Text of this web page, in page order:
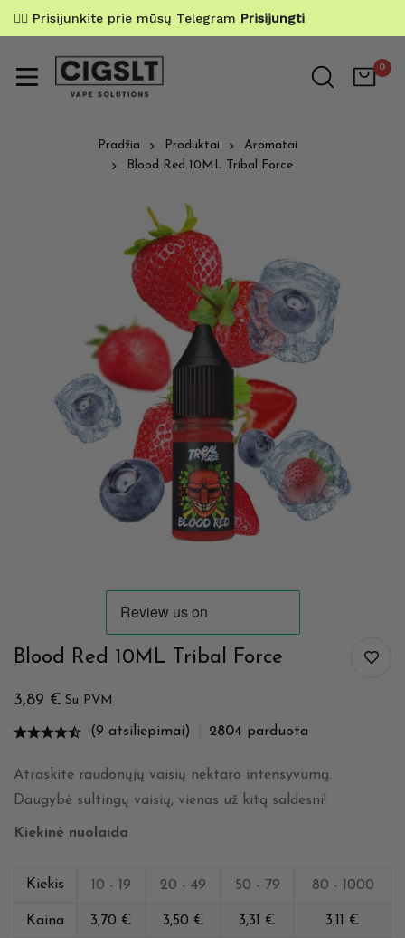
✌🏼 Prisijunkite prie mūsų Telegram Prisijungti
0
Pradžia Produktai
Aromatai
Blood Red 10ML Tribal Force
Blood Red 10ML Tribal Force
3,89 € Su PVM
(9 atsiliepimai) 2804 parduota
Atraskite raudonųjų vaisių nektaro intensyvumą.
Daugybė sultingų vaisių, vienas už kitą saldesni!
Kiekinė nuolaida
Kiekis 10 - 19 20 - 49 50 - 79 80 - 1000
Kaina 3,70 € 3,50 € 3,31 € 3,11 €